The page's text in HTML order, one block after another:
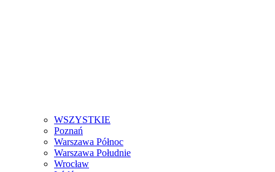
WSZYSTKIE
Poznań
Warszawa Północ
Warszawa Południe
Wrocław